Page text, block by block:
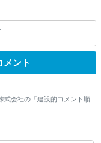
メント
式会社の「建設的コメント順